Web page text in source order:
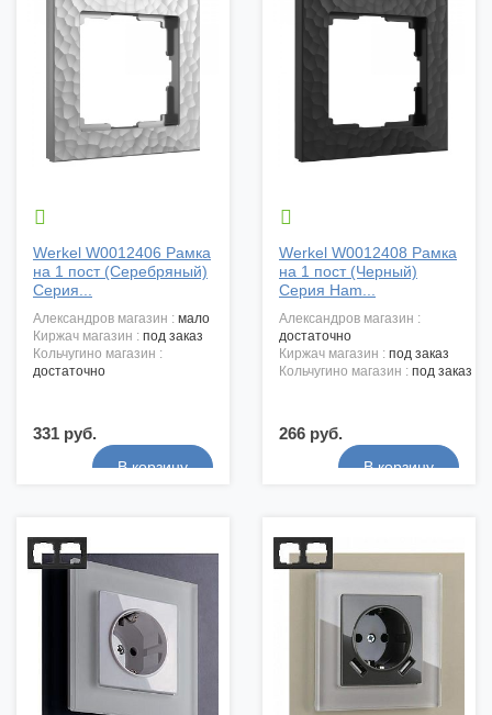

Werkel W0012406 Рамка
на 1 пост (Серебряный)
Серия...
александров магазин : мало
киржач магазин : под заказ
кольчугино магазин :
достаточно
331 руб.

Werkel W0012408 Рамка
на 1 пост (Черный)
Серия Ham...
александров магазин :
достаточно
киржач магазин : под заказ
кольчугино магазин : под заказ
266 руб.